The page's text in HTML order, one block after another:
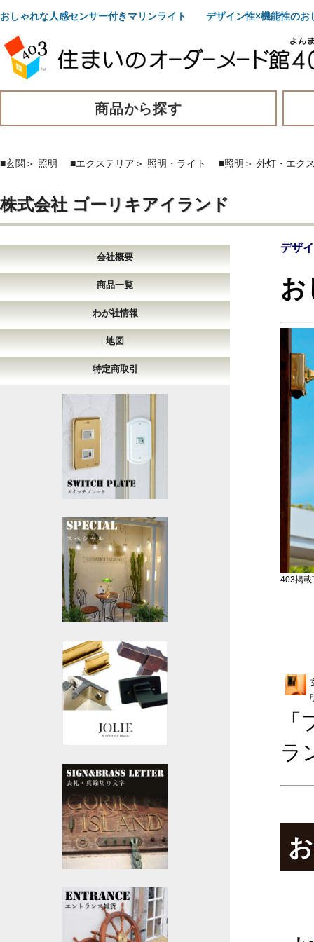
おしゃれな人感センサー付きマリンライト デザイン性×機能性のお
商品から探す
■玄関 ＞ 照明 ■エクステリア ＞ 照明・ライト ■照明 ＞ 外灯・エク
株式会社 ゴーリキアイランド
会社概要
商品一覧
わが社情報
地図
特定商取引
デザ
お
403掲載
ラ